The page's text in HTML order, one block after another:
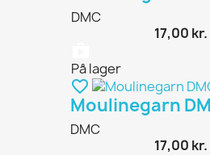
DMC
17,00 kr.
På lager
favorite_border
Moulinegarn
DMC
17,00 kr.